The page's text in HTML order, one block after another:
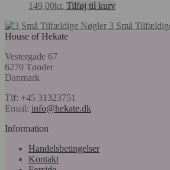
149,00kr. Tilføj til kurv
3 Små
House of Hekate
Vestergade 67
6270 Tønder
Danmark
Tlf: +45 31323751
Email: info@hekate.dk
Information
Handelsbetingelser
Kontakt